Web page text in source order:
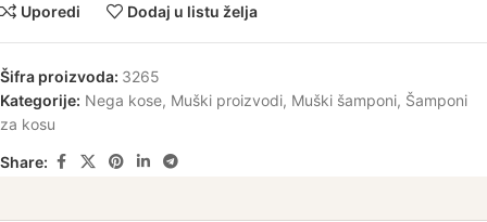
Uporedi Dodaj u listu želja
Šifra proizvoda: 3265
Kategorije: Nega kose, Muški proizvodi, Muški šamponi, Šamponi
za kosu
Share: